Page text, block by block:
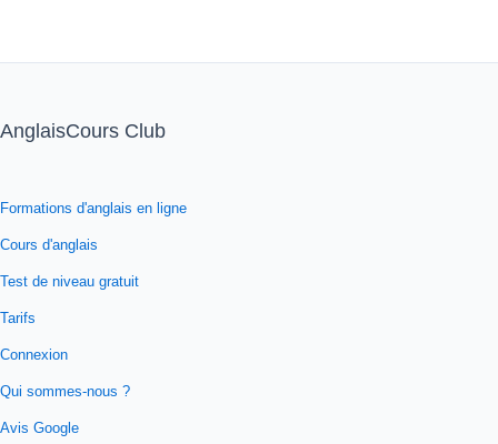
AnglaisCours Club
Formations d'anglais en ligne
Cours d'anglais
Test de niveau gratuit
Tarifs
Connexion
Qui sommes-nous ?
Avis Google